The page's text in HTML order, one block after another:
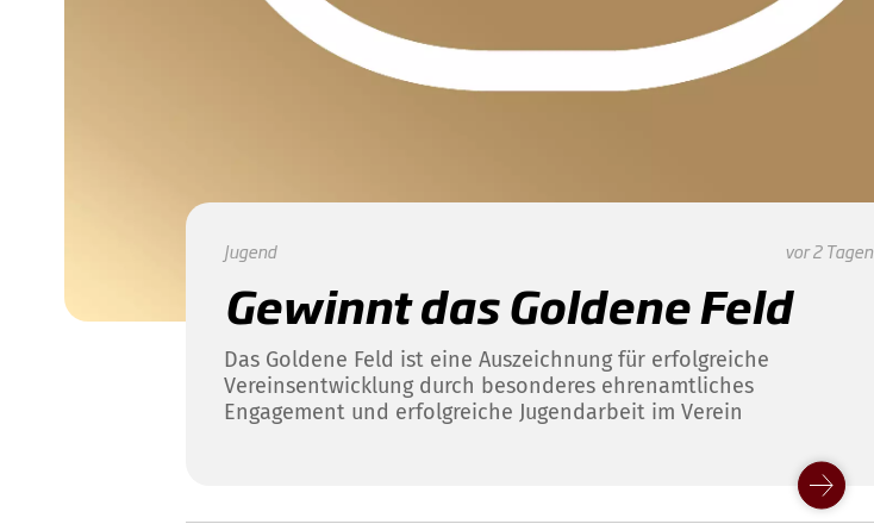
Jugend vor 2 Tagen
Gewinnt das Goldene Feld
Das Goldene Feld ist eine Auszeichnung für erfolgreiche
Vereinsentwicklung durch besonderes ehrenamtliches
Engagement und erfolgreiche Jugendarbeit im Verein